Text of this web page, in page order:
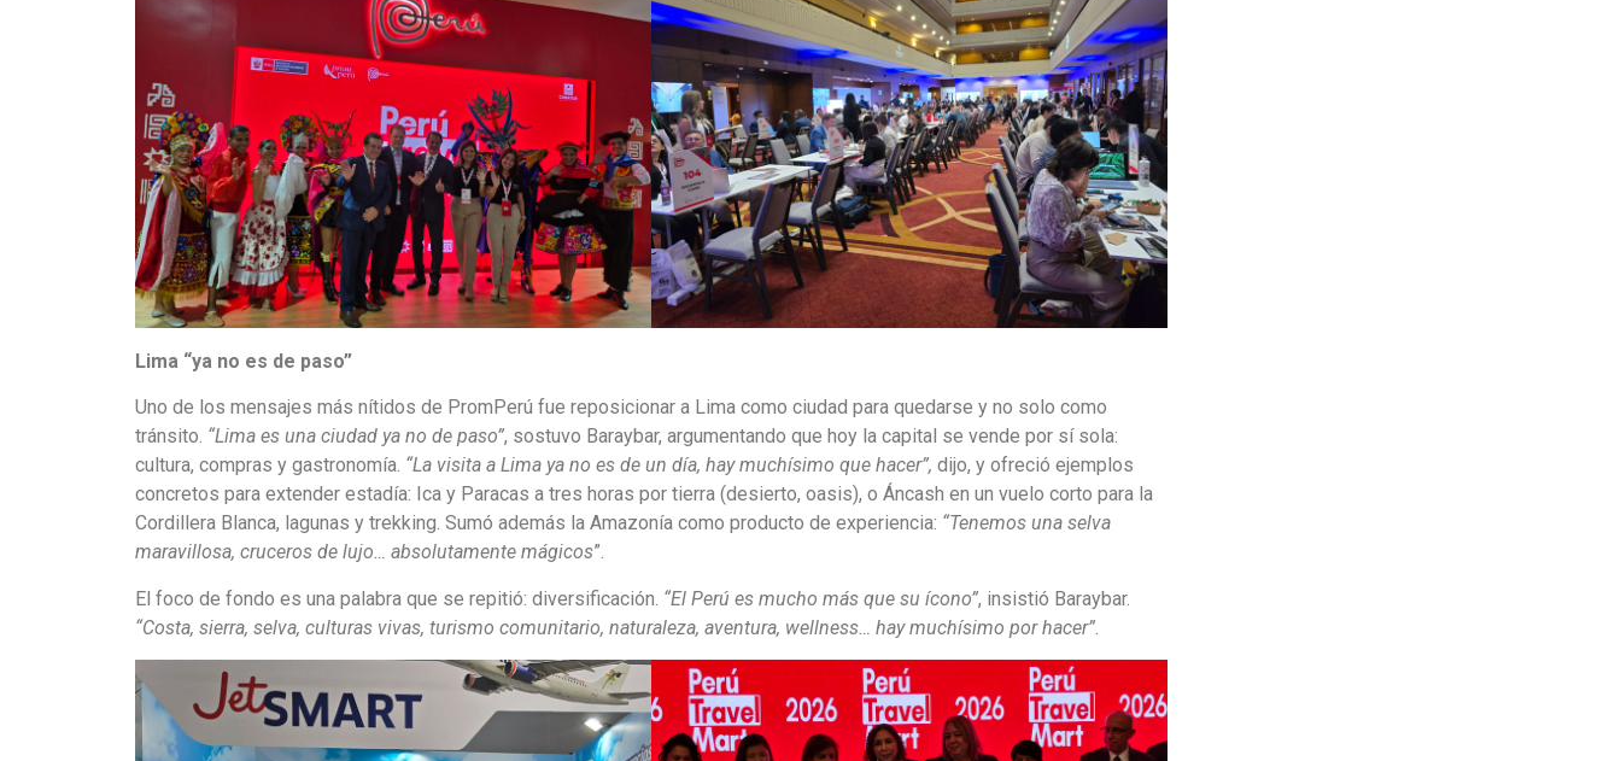
Lima “ya no es de paso”
Uno de los mensajes más nítidos de PromPerú fue reposicionar a Lima como ciudad para quedarse y no solo como
tránsito. “Lima es una ciudad ya no de paso”, sostuvo Baraybar, argumentando que hoy la capital se vende por sí sola:
cultura, compras y gastronomía. “La visita a Lima ya no es de un día, hay muchísimo que hacer”, dijo, y ofreció ejemplos
concretos para extender estadía: Ica y Paracas a tres horas por tierra (desierto, oasis), o Áncash en un vuelo corto para la
Cordillera Blanca, lagunas y trekking. Sumó además la Amazonía como producto de experiencia: “Tenemos una selva
maravillosa, cruceros de lujo… absolutamente mágicos”.
El foco de fondo es una palabra que se repitió: diversificación. “El Perú es mucho más que su ícono”, insistió Baraybar.
“Costa, sierra, selva, culturas vivas, turismo comunitario, naturaleza, aventura, wellness… hay muchísimo por hacer”